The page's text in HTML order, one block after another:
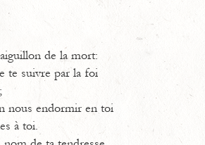
de la mort:
te suivre par la foi
nous endormir en toi
à toi.